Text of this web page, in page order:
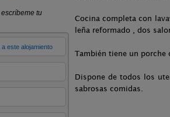
Cocina completa con
leña reformado , dos
También tiene un porche
Dispone de todos los
sabrosas comidas.